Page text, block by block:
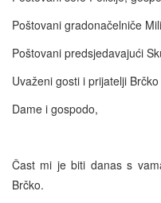
Poštovani gradonačelniče
Poštovani predsjedavajući
Uvaženi gosti i prijatelji
Dame i gospodo,
Čast mi je biti danas s
Brčko.